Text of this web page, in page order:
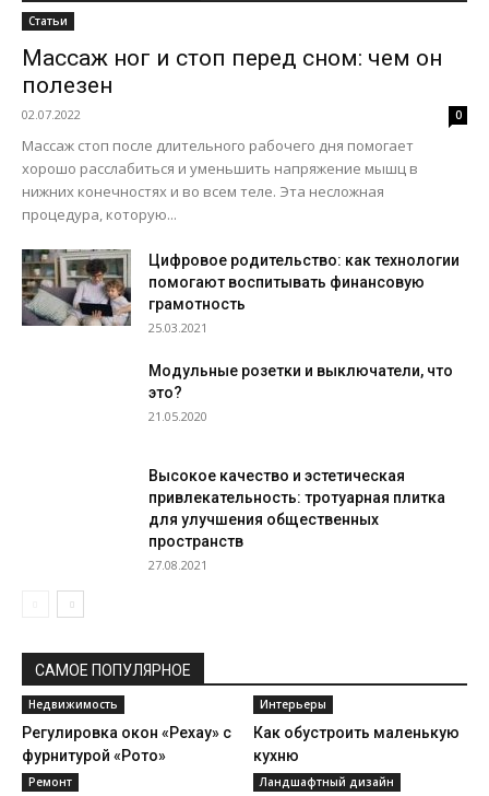
Статьи
Массаж ног и стоп перед сном: чем он
полезен
02.07.2022 0
Массаж стоп после длительного рабочего дня помогает
хорошо расслабиться и уменьшить напряжение мышц в
нижних конечностях и во всем теле. Эта несложная
процедура, которую...
Цифровое родительство: как технологии
помогают воспитывать финансовую
грамотность
25.03.2021
Модульные розетки и выключатели, что
это?
21.05.2020
Высокое качество и эстетическая
привлекательность: тротуарная плитка
для улучшения общественных
пространств
27.08.2021
САМОЕ ПОПУЛЯРНОЕ
Недвижимость
Регулировка окон «Рехау» с
фурнитурой «Рото»
Интерьеры
Как обустроить маленькую
кухню
Ремонт Ландшафтный дизайн